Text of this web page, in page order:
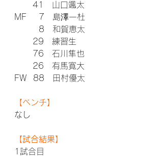
      41　山口颯太
MF    7　島澤一杜
        8　和賀恵太
      29　練習生
      76　石川隼也
      26　有馬寛大
FW  88　田村優太
【ベンチ】
なし
【試合結果】
1試合目